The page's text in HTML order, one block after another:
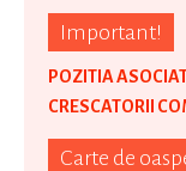
Important!
POZITIA
CRESCATORII
Carte de